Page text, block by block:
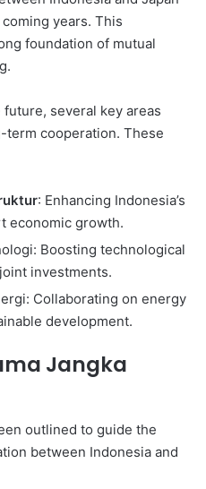
years. This
foundation of mutual
several key areas
cooperation. These
: Enhancing Indonesia’s
economic growth.
Boosting technological
investments.
Collaborating on energy
development.
Jangka
outlined to guide the
between Indonesia and